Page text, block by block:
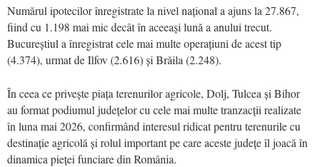
Numărul ipotecilor înregistrate la nivel național a ajuns la 27.867,
fiind cu 1.198 mai mic decât în aceeași lună a anului trecut.
Bucureștiul a înregistrat cele mai multe operațiuni de acest tip
(4.374), urmat de Ilfov (2.616) și Brăila (2.248).
În ceea ce privește piața terenurilor agricole, Dolj, Tulcea și Bihor
au format podiumul județelor cu cele mai multe tranzacții realizate
în luna mai 2026, confirmând interesul ridicat pentru terenurile cu
destinație agricolă și rolul important pe care aceste județe îl joacă în
dinamica pieței funciare din România.